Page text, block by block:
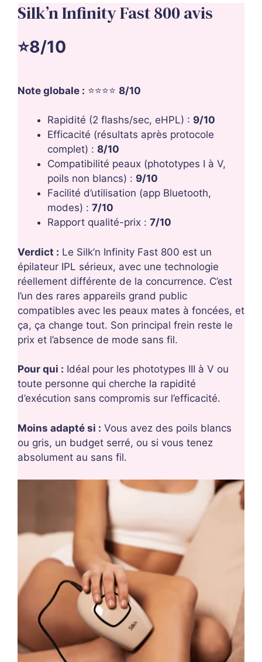
Silk’n Infinity Fast 800 avis
⭐8/10
Note globale : ⭐⭐⭐⭐ 8/10
Rapidité (2 flashs/sec, eHPL) : 9/10
Efficacité (résultats après protocole
complet) : 8/10
Compatibilité peaux (phototypes I à V,
poils non blancs) : 9/10
Facilité d’utilisation (app Bluetooth,
modes) : 7/10
Rapport qualité-prix : 7/10
Verdict : Le Silk’n Infinity Fast 800 est un
épilateur IPL sérieux, avec une technologie
réellement différente de la concurrence. C’est
l’un des rares appareils grand public
compatibles avec les peaux mates à foncées, et
ça, ça change tout. Son principal frein reste le
prix et l’absence de mode sans fil.
Pour qui : Idéal pour les phototypes III à V ou
toute personne qui cherche la rapidité
d’exécution sans compromis sur l’efficacité.
Moins adapté si : Vous avez des poils blancs
ou gris, un budget serré, ou si vous tenez
absolument au sans fil.